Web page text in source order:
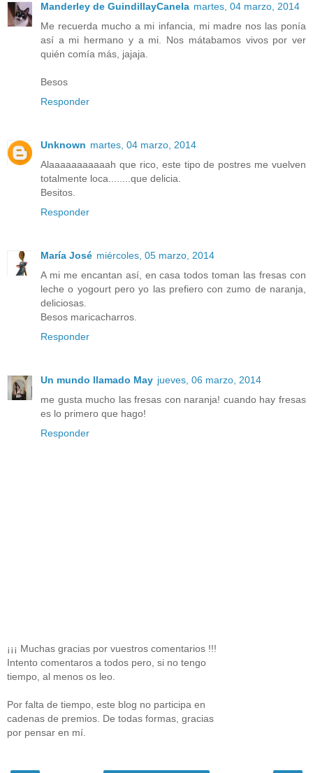
Manderley de GuindillayCanela martes, 04 marzo, 2014
Me recuerda mucho a mi infancia, mi madre nos las ponía
así a mi hermano y a mi. Nos mátabamos vivos por ver
quién comía más, jajaja.
Besos
Responder
Unknown martes, 04 marzo, 2014
Alaaaaaaaaaaah que rico, este tipo de postres me vuelven
totalmente loca........que delicia.
Besitos.
Responder
María José miércoles, 05 marzo, 2014
A mi me encantan así, en casa todos toman las fresas con
leche o yogourt pero yo las prefiero con zumo de naranja,
deliciosas.
Besos maricacharros.
Responder
Un mundo llamado May jueves, 06 marzo, 2014
me gusta mucho las fresas con naranja! cuando hay fresas
es lo primero que hago!
Responder
¡¡¡ Muchas gracias por vuestros comentarios !!!
Intento comentaros a todos pero, si no tengo
tiempo, al menos os leo.
Por falta de tiempo, este blog no participa en
cadenas de premios. De todas formas, gracias
por pensar en mí.